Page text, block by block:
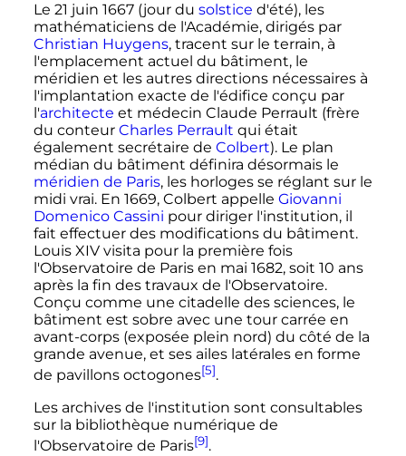
Le 21 juin 1667(jour du solstice d'été), les
mathématiciens de l'Académie, dirigés par
Christian Huygens, tracent sur le terrain, à
l'emplacement actuel du bâtiment, le
méridien et les autres directions nécessaires à
l'implantation exacte de l'édifice conçu par
l'architecte et médecin Claude Perrault (frère
du conteur Charles Perrault qui était
également secrétaire de Colbert). Le plan
médian du bâtiment définira désormais le
méridien de Paris, les horloges se réglant sur le
midi vrai. En 1669, Colbert appelle Giovanni
Domenico Cassini pour diriger l'institution, il
fait effectuer des modifications du bâtiment.
Louis XIV visita pour la première fois
l'Observatoire de Paris en mai 1682, soit 10 ans
après la fin des travaux de l'Observatoire.
Conçu comme une citadelle des sciences, le
bâtiment est sobre avec une tour carrée en
avant-corps (exposée plein nord) du côté de la
grande avenue, et ses ailes latérales en forme
de pavillons octogones[5].
Les archives de l'institution sont consultables
sur la bibliothèque numérique de
l'Observatoire de Paris[9].